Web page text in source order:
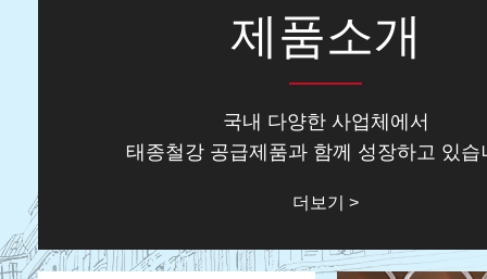
제품소개
국내 다양한 사업체에서
태종철강 공급제품과 함께 성장하고 있습
더보기 >